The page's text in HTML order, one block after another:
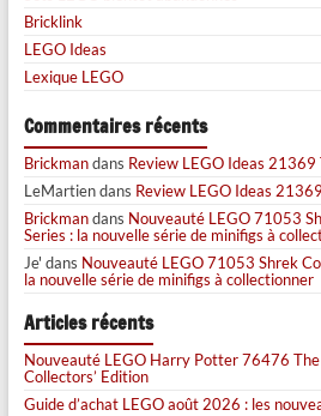
Bricklink
LEGO Ideas
Lexique LEGO
Commentaires récents
Brickmandans Review LEGO Ideas 21369
LeMartiendans Review LEGO Ideas
Brickmandans Nouveauté LEGO 71053
Series : la nouvelle série de minifigs à
Je' dans Nouveauté LEGO 71053 Shrek
la nouvelle série de minifigs à collectionner
Articles récents
Nouveauté LEGO Harry Potter 76476
Collectors’ Edition
Guide d’achat LEGO août 2026 : les